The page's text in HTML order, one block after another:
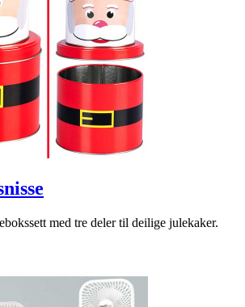
med tre deler til deilige jule­kaker.